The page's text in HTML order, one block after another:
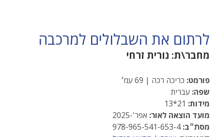
לרתום את השבלולים למרכבה
מחבר\ת: נורית זרחי
פורמט: כריכה רכה | 69 עמ׳
שפה: עברית
מידות:
מועד הוצאה לאור: אפר'-2025
מסתֿ״ב:978-965-541-653-4